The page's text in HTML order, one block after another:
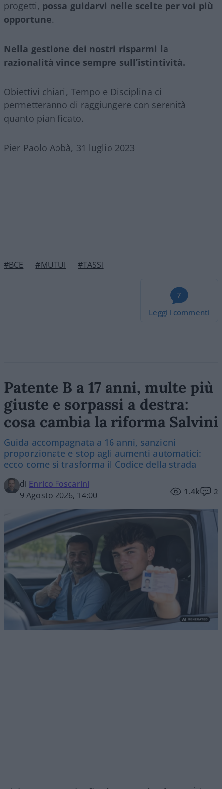
progetti, possa guidarvi nelle scelte per voi più
opportune.
Nella gestione dei nostri risparmi la
razionalità vince sempre sull’istintività.
Obiettivi chiari, Tempo e Disciplina ci
permetteranno di raggiungere con serenità
quanto pianificato.
Pier Paolo Abbà, 31 luglio 2023
#BCE #MUTUI #TASSI
7
Leggi i commenti
Patente B a 17 anni, multe più
giuste e sorpassi a destra:
cosa cambia la riforma Salvini
Guida accompagnata a 16 anni, sanzioni
proporzionate e stop agli aumenti automatici:
ecco come si trasforma il Codice della strada
di Enrico Foscarini
9 Agosto 2026, 14:00
1.4k 2